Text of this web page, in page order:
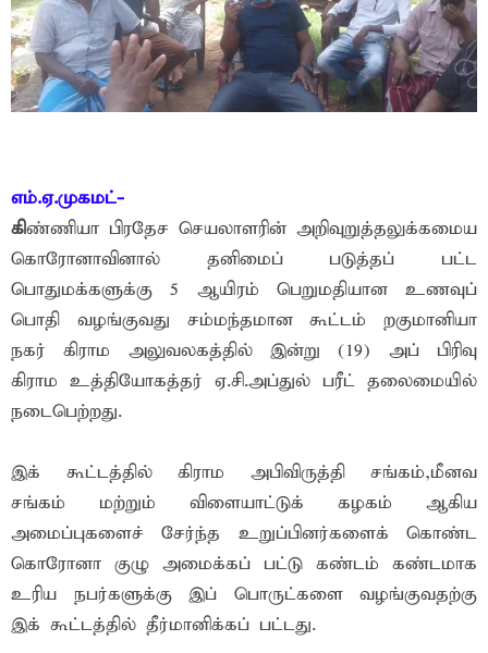
எம்.ஏ.முகமட்-
கிண்ணியா பிரதேச செயலாளரின் அறிவுறுத்தலுக்கமைய
கொரோனாவினால் தனிமைப் படுத்தப் பட்ட
பொதுமக்களுக்கு 5 ஆயிரம் பெறுமதியான உணவுப்
பொதி வழங்குவது சம்மந்தமான கூட்டம் றகுமானியா
நகர் கிராம அலுவலகத்தில் இன்று (19) அப் பிரிவு
கிராம உத்தியோகத்தர் ஏ.சி.அப்துல் பரீட் தலைமையில்
நடைபெற்றது.
இக் கூட்டத்தில் கிராம அபிவிருத்தி சங்கம்,மீனவ
சங்கம் மற்றும் விளையாட்டுக் கழகம் ஆகிய
அமைப்புகளைச் சேர்ந்த உறுப்பினர்களைக் கொண்ட
கொரோனா குழு அமைக்கப் பட்டு கண்டம் கண்டமாக
உரிய நபர்களுக்கு இப் பொருட்களை வழங்குவதற்கு
இக் கூட்டத்தில் தீர்மானிக்கப் பட்டது.